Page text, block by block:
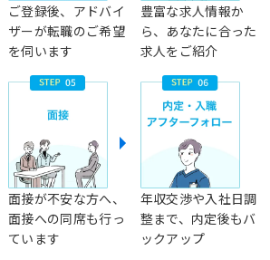
ご登録後、アドバイ
ザーが転職のご希望
を伺います
豊富な求人情報か
ら、あなたに合った
求人をご紹介
面接が不安な方へ、
面接への同席も行っ
ています
年収交渉や入社日調
整まで、内定後もバ
ックアップ